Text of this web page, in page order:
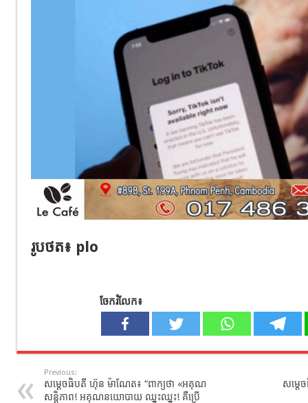
រូបថត​៖ plo
ចែករំលែក៖
Previous:
សម្ដេចធិបតី ហ៊ុន​ ម៉ាណែត​៖ “ពាក្យថា «អគុណ
សន្ដិភាព! អគុណនយោបាយ ឈ្នះឈ្នះ! គឺប្រើ
សម្ត